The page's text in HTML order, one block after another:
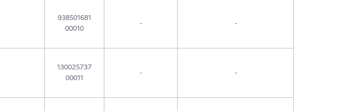
938501681
00010
- -
130025737
00011
- -